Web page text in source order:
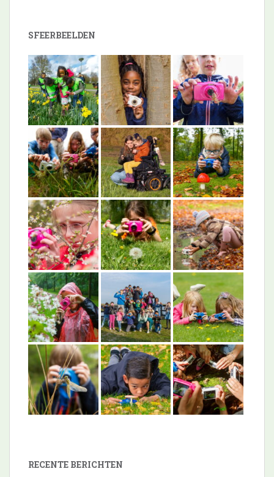
SFEERBEELDEN
RECENTE BERICHTEN